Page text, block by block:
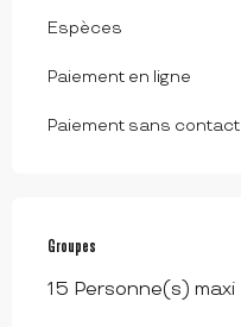
Espèces
Paiement en ligne
Paiement sans contact
Groupes
Groupes
15 Personne(s) maxi